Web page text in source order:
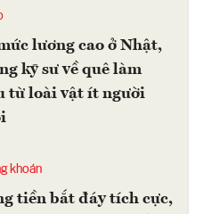
lương cao ở Nhật,
kỹ sư về quê làm
từ loài vật ít người
khoán
tiền bắt đáy tích cực,